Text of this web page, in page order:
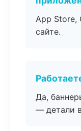
App Store,
сайте.
Да,
— детали